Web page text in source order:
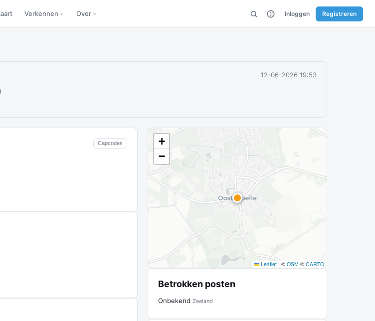
Verkennen Over Inloggen Registreren
12-06-2026 19:53
Capcodes
+
−
Leaflet | © OSM © CARTO
Betrokken posten
Onbekend Zeeland